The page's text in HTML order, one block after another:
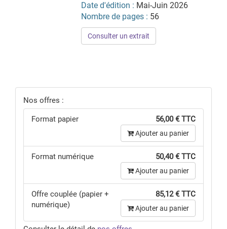
Date d'édition : Mai-Juin 2026
Nombre de pages : 56
Consulter un extrait
Nos offres :
Format papier 56,00 € TTC
Ajouter au panier
Format numérique 50,40 € TTC
Ajouter au panier
Offre couplée (papier +
numérique)
85,12 € TTC
Ajouter au panier